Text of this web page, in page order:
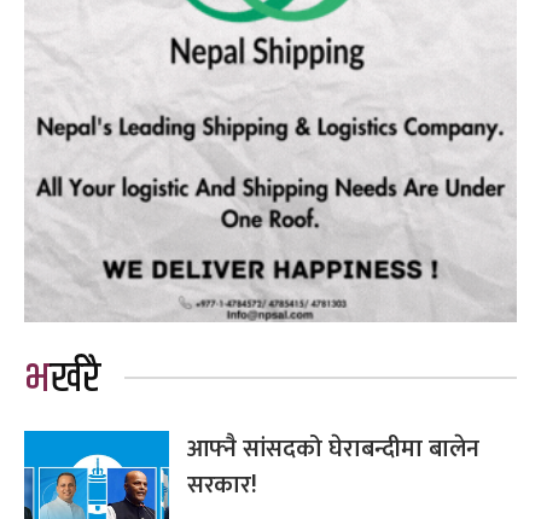
भर्खरै
आफ्नै सांसदको घेराबन्दीमा बालेन
सरकार!